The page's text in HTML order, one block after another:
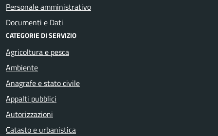
Personale amministrativo
Documenti e Dati
CATEGORIE DI SERVIZIO
Agricoltura e pesca
Ambiente
Anagrafe e stato civile
Appalti pubblici
Autorizzazioni
Catasto e urbanistica